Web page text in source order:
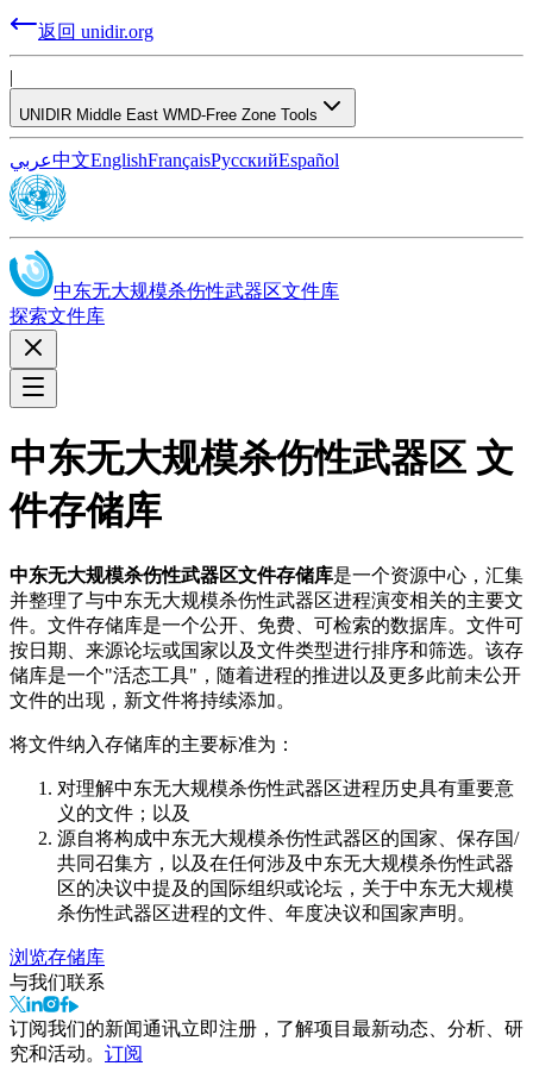
返回 unidir.org
|
UNIDIR Middle East WMD-Free Zone Tools
عربي中文EnglishFrançaisРусскийEspañol
中东无大规模杀伤性武器区文件库
探索文件库
中东无大规模杀伤性武器区 文
件存储库
中东无大规模杀伤性武器区文件存储库是一个资源中心，汇集
并整理了与中东无大规模杀伤性武器区进程演变相关的主要文
件。文件存储库是一个公开、免费、可检索的数据库。文件可
按日期、来源论坛或国家以及文件类型进行排序和筛选。该存
储库是一个"活态工具"，随着进程的推进以及更多此前未公开
文件的出现，新文件将持续添加。
将文件纳入存储库的主要标准为：
对理解中东无大规模杀伤性武器区进程历史具有重要意
义的文件；以及
源自将构成中东无大规模杀伤性武器区的国家、保存国/
共同召集方，以及在任何涉及中东无大规模杀伤性武器
区的决议中提及的国际组织或论坛，关于中东无大规模
杀伤性武器区进程的文件、年度决议和国家声明。
浏览存储库
与我们联系
订阅我们的新闻通讯立即注册，了解项目最新动态、分析、研
究和活动。 订阅